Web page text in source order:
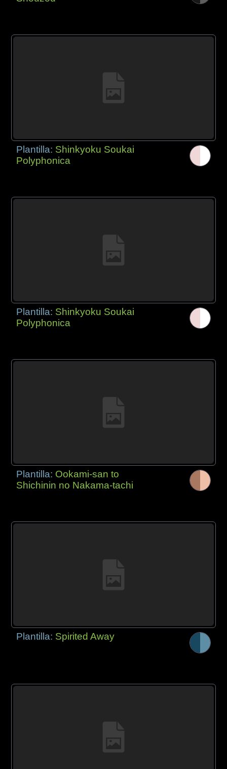
Plantilla: Shinkyoku Soukai
Polyphonica
Plantilla: Shinkyoku Soukai
Polyphonica
Plantilla: Ookami-san to
Shichinin no Nakama-tachi
Plantilla: Spirited Away